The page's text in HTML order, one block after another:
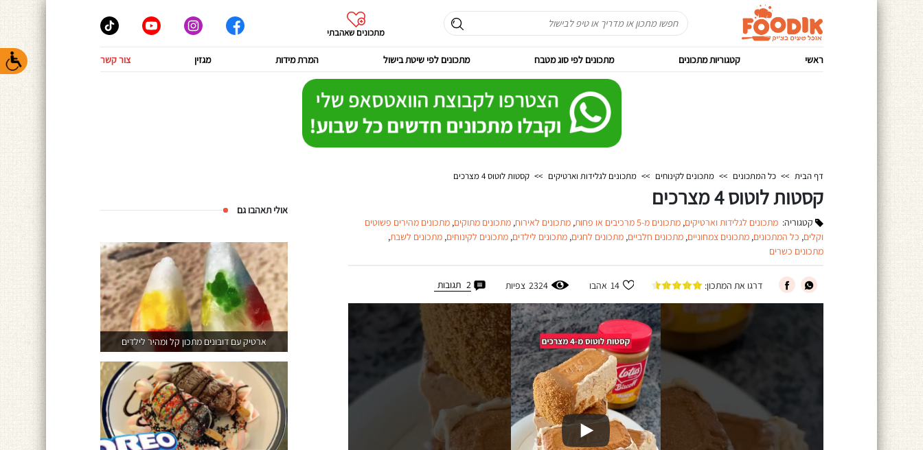
מתכונים שאהבתי
ראשי קטגוריות מתכונים מתכונים לפי סוג מטבח מתכונים לפי שיטת בישול המרת מידות מגזין צור קשר
דף הבית >> כל המתכונים >> מתכונים לקינוחים >> מתכונים לגלידות וארטיקים >> קסטות לוטוס 4 מצרכים
קסטות לוטוס 4 מצרכים
קטגוריה: מתכונים לגלידות וארטיקים,מתכונים מ-5 מרכיבים או פחות ,מתכונים לאירוח,מתכונים מתוקים,מתכונים מהירים פשוטים
וקלים, כל המתכונים,מתכונים צמחוניים,מתכונים חלביים,מתכונים לחגים,מתכונים לילדים,מתכונים לקינוחים,מתכונים לשבת,
מתכונים כשרים
דרגו את המתכון: 14 אהבו 2324 צפיות 2 תגובות
אולי תאהבו גם
ארטיק עם דובונים מתכון קל ומהיר לילדים